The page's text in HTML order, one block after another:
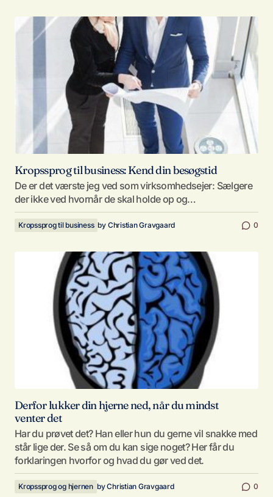
Kropssprog til business: Kend din besøgstid
De er det værste jeg ved som virksomhedsejer: Sælgere
der ikke ved hvornår de skal holde op og…
Kropssprog til business by Christian Gravgaard 0
Derfor lukker din hjerne ned, når du mindst
venter det
Har du prøvet det? Han eller hun du gerne vil snakke med
står lige der. Se så om du kan sige noget? Her får du
forklaringen hvorfor og hvad du gør ved det.
Kropssprog og hjernen byChristian Gravgaard 0